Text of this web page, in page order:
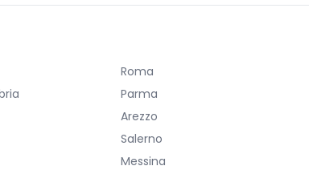
Roma
Parma
Arezzo
Salerno
Messina